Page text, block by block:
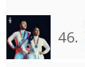
46.